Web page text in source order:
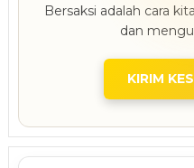
Bersaksi adalah cara
dan
KIRIM